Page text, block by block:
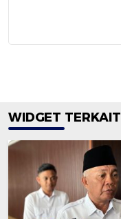
WIDGET TERKAIT